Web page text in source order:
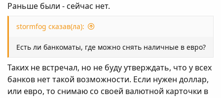
Раньше были - сейчас нет.
stormfog сказав(ла):
Есть ли банкоматы, где можно снять наличные в евро?
Таких не встречал, но не буду утверждать, что у всех
банков нет такой возможности. Если нужен доллар,
или евро, то снимаю со своей валютной карточки в